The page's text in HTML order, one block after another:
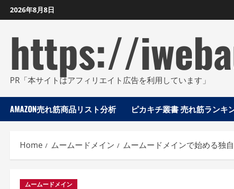
Skip
to
2026年8月8日
https://
PR「本サイトはアフィリエイト広告を利用しています」
AMAZON売れ筋商品リスト分析 ピカキチ叢書 売れ筋ランキ
Home ムームードメイン ムームードメインで始める独
ムームードメイン